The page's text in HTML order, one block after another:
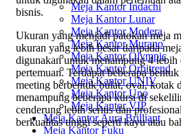
Meja Kantor Indachi
Meja Kantor Lunar
Meja Kantor Modera
Meja Kantor Murano
Meja Kantor Olympic
Meja Kantor Orbitrend
Meja Kantor UNIV
Meja Kantor Uno
Meja Kantor VIP
Meja Kantor Aura Brilliant
Meja Kantor Fuku
bisnis.
Ukuran yang menjadi patokan meja
ukuran yang lebih besar daripada
digunakan untuk menampung 4
pertemuan. Terdapat beberapa
meeting berbentuk bulat, oval, kotak
menampung beberapa kursi di
cenderung lebih serius dan
berkualitas tinggi seperti kayu atau